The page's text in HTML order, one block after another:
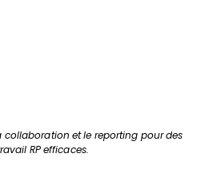
collaboration et le reporting pour des
RP efficaces.